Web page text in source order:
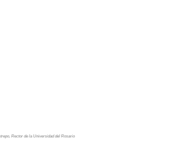
Rector de la Universidad del Rosario